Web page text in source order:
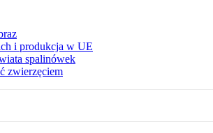
i produkcja w UE
spalinówek
zwierzęciem